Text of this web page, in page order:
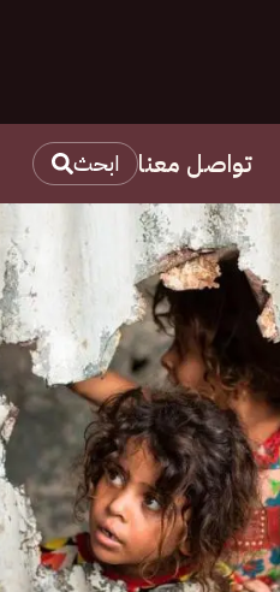
تواصل معنا ابحث